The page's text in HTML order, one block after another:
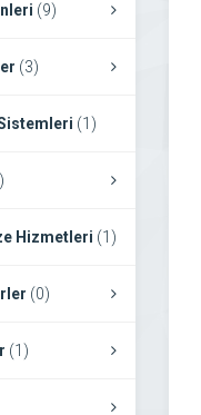
(9)
(3)
(1)
Hizmetleri (1)
(0)
(1)